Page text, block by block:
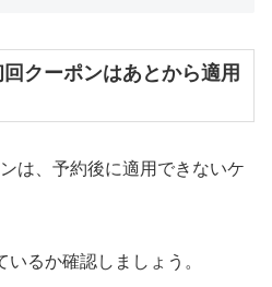
クーポンはあとから適用
は、予約後に適用できないケ
るか確認しましょう。